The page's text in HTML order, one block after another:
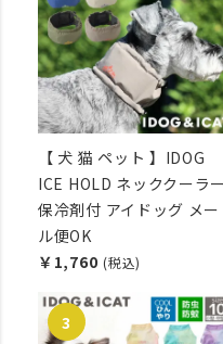
【 犬 猫 ペット 】IDOG
ICE HOLD ネッククーラー
保冷剤付 アイドッグ メー
ル便OK
￥1,760 (税込)